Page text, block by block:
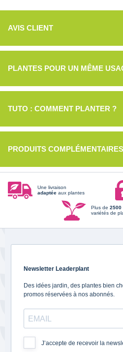
AVIS CLIENT
PLANTES POUR UN MÊME
TUTO : COMMENT PLANTER ?
PRODUITS COMPLÉMENTAIRES
Une livraison
adaptée aux plantes
Plus de 2500
variétés de
Newsletter Leaderplant
Des idées jardin, des plantes bien
promos réservées à nos abonnés.
J’accepte de recevoir la